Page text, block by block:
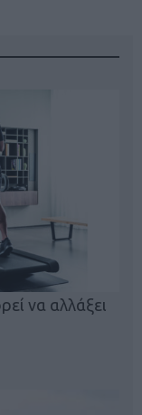
να αλλάξει